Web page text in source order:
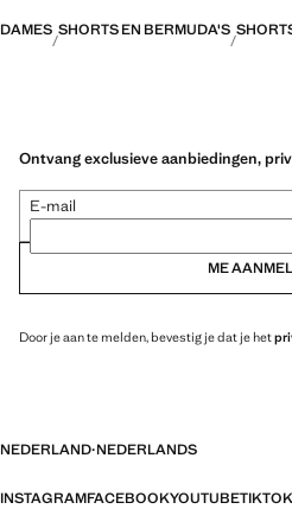
DAMES SHORTS EN BERMUDA'S
Ontvang exclusieve aanbiedingen,
E-mail
ME
Door je aan te melden, bevestig je dat je het
NEDERLAND·NEDERLANDS
INSTAGRAMFACEBOOKYOUTUBETIKTOK